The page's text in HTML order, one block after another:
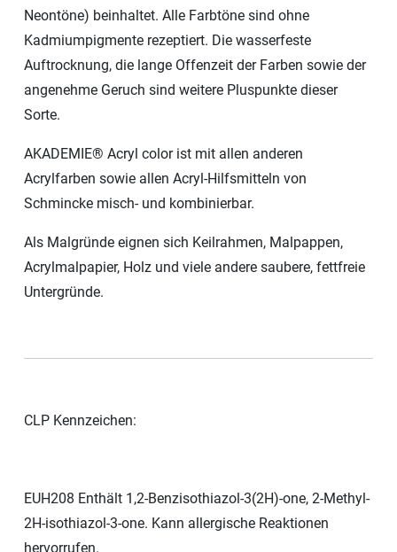
Neontöne) beinhaltet. Alle Farbtöne sind ohne
Kadmiumpigmente rezeptiert. Die wasserfeste
Auftrocknung, die lange Offenzeit der Farben sowie der
angenehme Geruch sind weitere Pluspunkte dieser
Sorte.
AKADEMIE® Acryl color ist mit allen anderen
Acrylfarben sowie allen Acryl-Hilfsmitteln von
Schmincke misch- und kombinierbar.
Als Malgründe eignen sich Keilrahmen, Malpappen,
Acrylmalpapier, Holz und viele andere saubere, fettfreie
Untergründe.
CLP Kennzeichen:
EUH208 Enthält 1,2-Benzisothiazol-3(2H)-one, 2-Methyl-
2H-isothiazol-3-one. Kann allergische Reaktionen
hervorrufen.